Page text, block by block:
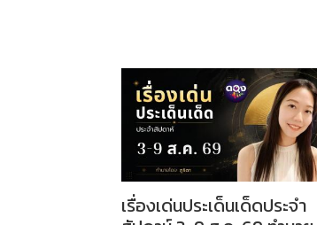
เรื่องเด่นประเด็นเด็ดประจำ